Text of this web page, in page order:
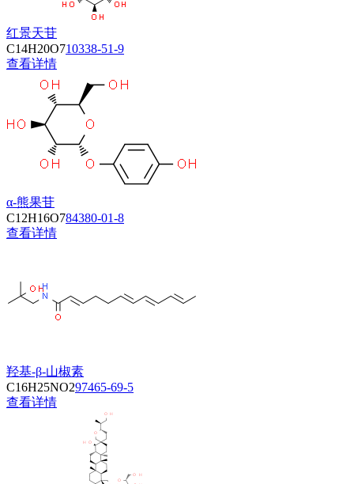
红景天苷
C14H20O710338-51-9
查看详情
α-熊果苷
C12H16O784380-01-8
查看详情
羟基-β-山椒素
C16H25NO297465-69-5
查看详情